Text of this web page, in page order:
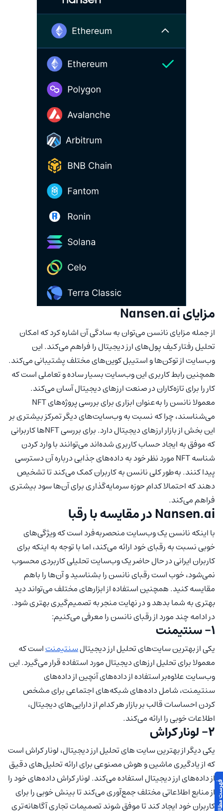
مزایای Nansen.ai
از جمله مزایای نانسن می‌توان به سادگی آن اشاره کرد که امکان
تحلیل رفتار کیف پول‌های ارز دیجیتال را فراهم می‌کند. این
وب‌سایت از توکن‌ها و استیبل کوین‌های مختلف پشتیبانی می‌کند.
همچنین رابط کاربری این وب‌سایت بسیار ساده و تعاملی است که
کار را برای تازه‌کاران در صنعت ارزهای دیجیتال آسان می‌کند.
معمولا نانسن را به‌عنوان ابزاری برای بررسی پروژه‌های NFT
می‌شناسند، چرا که نسبت به وب‌سایت‌های دیگر تمرکز بیشتری بر
این بخش از بازار ارزهای دیجیتال دارد. برای بررسی NFT‌‌ها کاربرانی
که موفق به ایجاد حساب کاربری شده‌اند می‌توانند با وارد کردن
شناسه NFT‌ مورد نظر خود به داده‌های جذابی درباره آن دسترسی
پیدا کنند. به‌طور کلی نانسن به کاربران کمک می‌کند تا تشخیص
دهند که احتمالا کدام حوزه سرمایه‌گذاری برای آن‌ها سود بیشتری
فراهم می‌کند.
Nansen.ai در مقایسه با رقبا
با اینکه نانسن یک وب‌سایت منحصربه‌فرد است که ویژگی‌های
خوبی نسبت به رقبای خود ارائه می‌کند، اما با توجه به اینکه برای
کاربران ایرانی در حال حاضر یک وب‌سایت تحلیلی کاربردی محسوب
نمی‌شود، خوب است رقبای نانسن را بشناسید و آن‌ها را باهم
مقایسه کنید. همچنین استفاده از ابزارهای مختلف می‌تواند دید
بهتری به شما بدهد و در نهایت منجر به تصمیم‌گیری بهتری شود.
در ادامه چند مورد از رقبای نانسن را معرفی می‌کنیم:
1- سنتیمنت
یکی از بهترین سایت‌های تحلیل ارز دیجیتالسنتیمنتاست که
معمولا برای تحلیل ارزهای دیجیتال مورد استفاده قرار می‌گیرد. این
وب‌سایت علاوه‌بر استفاده از داده‌های آنچین از داده‌های
سنتیمنت، شامل داده‌های شبکه‌های اجتماعی برای مشخص
کردن احساسات قالب بر بازار هر کدام از دارایی‌های دیجیتال،
اطلاعات خوبی را ارائه می‌کند.
2- لونار کراش
یکی دیگر از بهترین سایت های تحلیل ارز دیجیتال، لونار کراش است
که از یادگیری ماشین و هوش مصنوعی برای ارائه تحلیل‌های دقیق
از داده‌های ارز دیجیتال استفاده می‌کند. لونار کراش داده‌های خود را
از منابع اطلاعاتی مختلف جمع‌آوری می‌کند تا بینش خوبی را برای
کاربران خود ایجاد کند تا موفق شوند تصمیمات تجاری آگاهانه‌تری